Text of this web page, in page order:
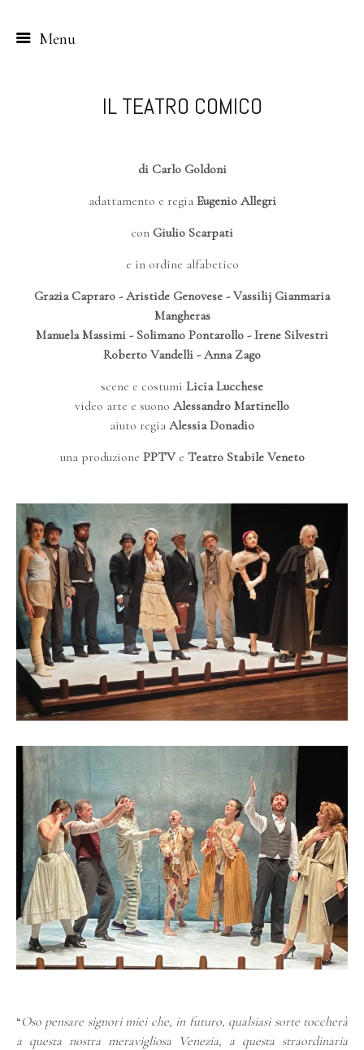
Menu
IL TEATRO COMICO
di Carlo Goldoni
adattamento e regiaEugenio Allegri
con Giulio Scarpati
e in ordine alfabetico
Grazia Capraro - Aristide Genovese - Vassilij Gianmaria
Mangheras
Manuela Massimi - Solimano Pontarollo - Irene Silvestri
Roberto Vandelli - Anna Zago
scene e costumi Licia Lucchese
video arte e suono Alessandro Martinello
aiuto regia Alessia Donadio
una produzione PPTVe Teatro Stabile Veneto
“Oso pensare signori miei che, in futuro, qualsiasi sorte toccherà
a questa nostra meravigliosa Venezia, a questa straordinaria